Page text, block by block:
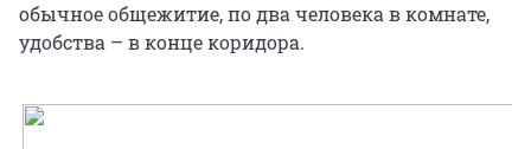
обычное общежитие, по два человека в комнате,
удобства – в конце коридора.